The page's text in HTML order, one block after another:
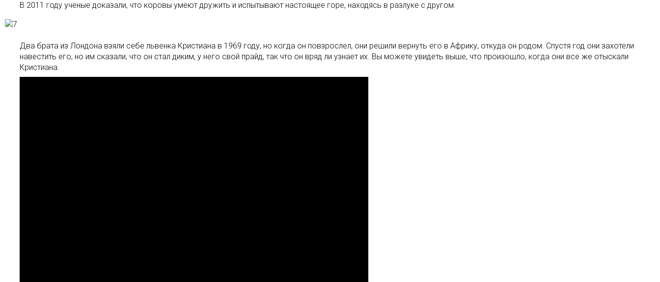
В 2011 году ученые доказали, что коровы умеют дружить и испытывают настоящее горе, находясь в разлуке с другом.
Два брата из Лондона взяли себе львенка Кристиана в 1969 году, но когда он повзрослел, они решили вернуть его в Африку, откуда он родом. Спустя год они захотели
навестить его, но им сказали, что он стал диким, у него свой прайд, так что он вряд ли узнает их. Вы можете увидеть выше, что произошло, когда они все же отыскали
Кристиана.